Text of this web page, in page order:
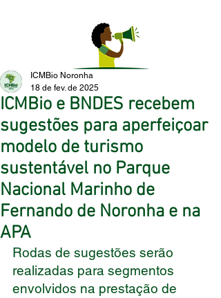
ICMBio e BNDES recebem
sugestões para aperfeiçoar
modelo de turismo
sustentável no Parque
Nacional Marinho de
Fernando de Noronha e na
APA
ICMBio Noronha
18 de fev. de 2025
Rodas de sugestões serão
realizadas para segmentos
envolvidos na prestação de